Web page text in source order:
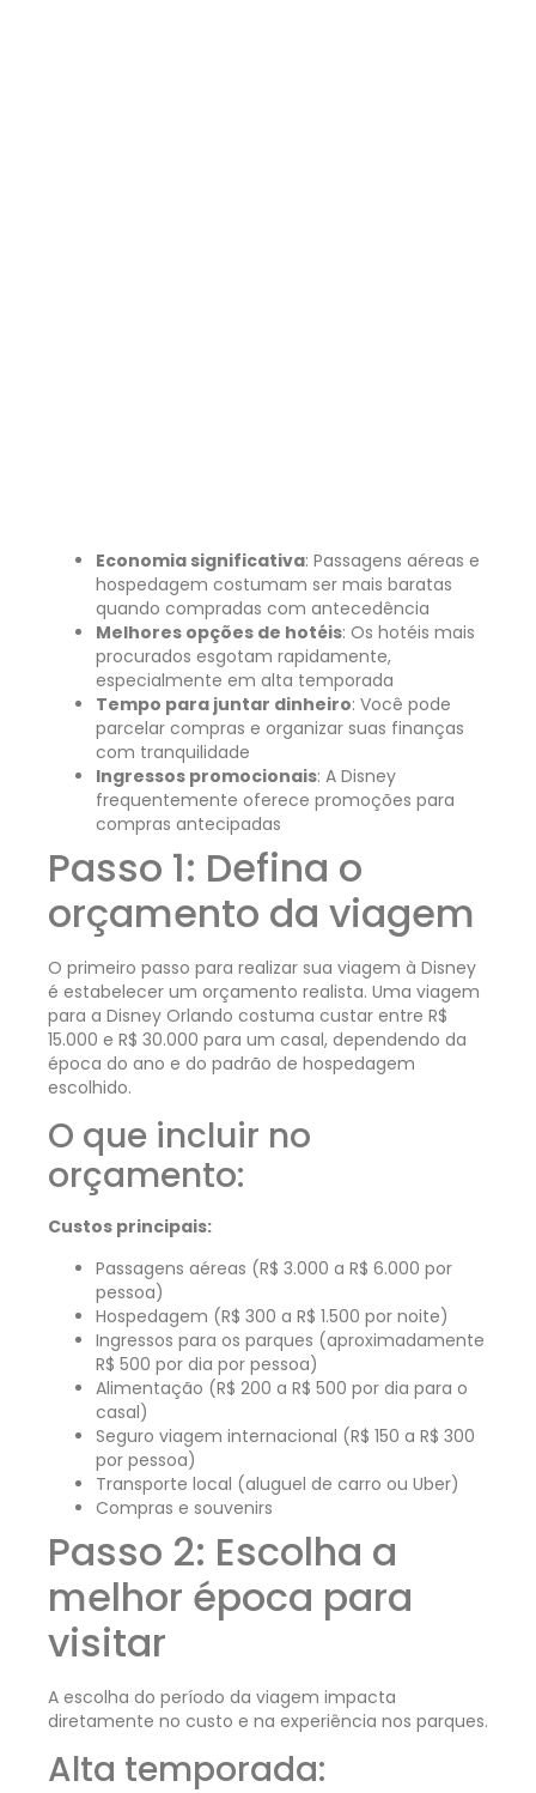
Economia significativa: Passagens aéreas e
hospedagem costumam ser mais baratas
quando compradas com antecedência
Melhores opções de hotéis: Os hotéis mais
procurados esgotam rapidamente,
especialmente em alta temporada
Tempo para juntar dinheiro: Você pode
parcelar compras e organizar suas finanças
com tranquilidade
Ingressos promocionais: A Disney
frequentemente oferece promoções para
compras antecipadas
Passo 1: Defina o
orçamento da viagem
O primeiro passo para realizar sua viagem à Disney
é estabelecer um orçamento realista. Uma viagem
para a Disney Orlando costuma custar entre R$
15.000 e R$ 30.000 para um casal, dependendo da
época do ano e do padrão de hospedagem
escolhido.
O que incluir no
orçamento:
Custos principais:
Passagens aéreas (R$ 3.000 a R$ 6.000 por
pessoa)
Hospedagem (R$ 300 a R$ 1.500 por noite)
Ingressos para os parques (aproximadamente
R$ 500 por dia por pessoa)
Alimentação (R$ 200 a R$ 500 por dia para o
casal)
Seguro viagem internacional (R$ 150 a R$ 300
por pessoa)
Transporte local (aluguel de carro ou Uber)
Compras e souvenirs
Passo 2: Escolha a
melhor época para
visitar
A escolha do período da viagem impacta
diretamente no custo e na experiência nos parques.
Alta temporada: